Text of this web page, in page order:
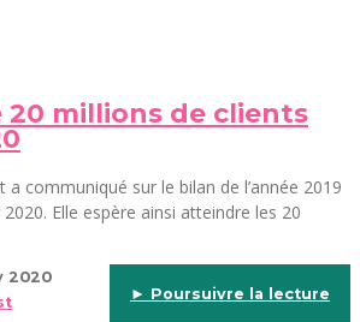
20 millions de clients
a communiqué sur le bilan de l’année 2019
Elle espère ainsi atteindre les 20
2020
► Poursuivre la lecture